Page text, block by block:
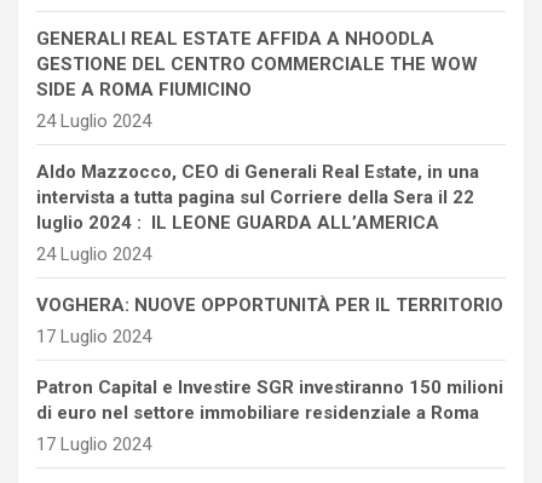
GENERALI REAL ESTATE AFFIDA A NHOODLA
GESTIONE DEL CENTRO COMMERCIALE THE WOW
SIDE A ROMA FIUMICINO
24 Luglio 2024
Aldo Mazzocco, CEO di Generali Real Estate, in una
intervista a tutta pagina sul Corriere della Sera il 22
luglio 2024 : IL LEONE GUARDA ALL’AMERICA
24 Luglio 2024
VOGHERA: NUOVE OPPORTUNITÀ PER IL TERRITORIO
17 Luglio 2024
Patron Capital e Investire SGR investiranno 150 milioni
di euro nel settore immobiliare residenziale a Roma
17 Luglio 2024